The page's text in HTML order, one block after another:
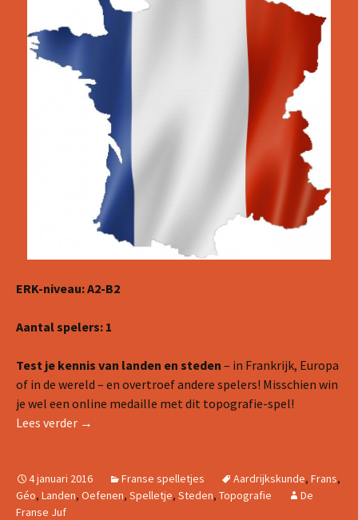
ERK-niveau: A2-B2
Aantal spelers: 1
Test je kennis van landen en steden – in Frankrijk, Europa
of in de wereld – en overtroef andere spelers! Misschien win
je wel een online medaille met dit topografie-spel!
Lees verder FRANSE LANDEN- EN STEDENSPELLEN
→
4 januari 2016 Franse spelletjes Aardrijkskunde, Frans,
Géo, Landen, Oefenen, Spelletje, Steden, Topografie
De
Franse Juf